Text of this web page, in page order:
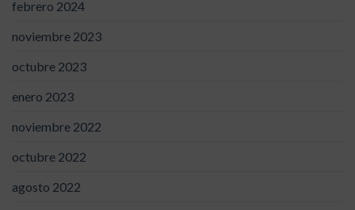
febrero 2024
noviembre 2023
octubre 2023
enero 2023
noviembre 2022
octubre 2022
agosto 2022